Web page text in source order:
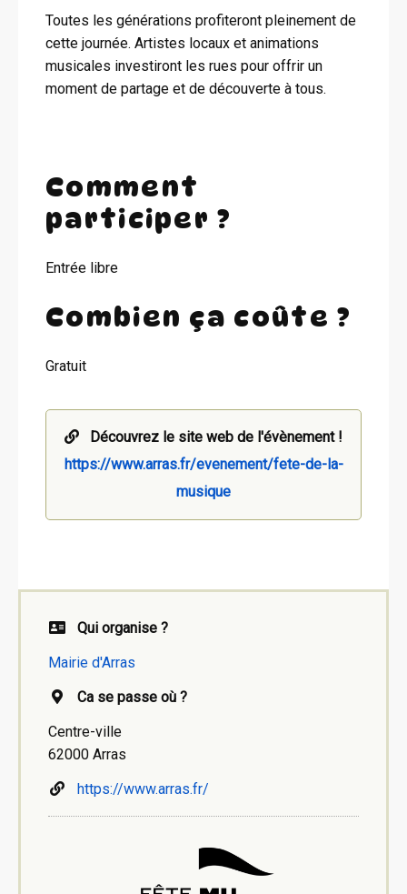
Toutes les générations profiteront pleinement de
cette journée. Artistes locaux et animations
musicales investiront les rues pour offrir un
moment de partage et de découverte à tous.
Comment
participer ?
Entrée libre
Combien ça coûte ?
Gratuit
Découvrez le site web de l'évènement !
https://www.arras.fr/evenement/fete-de-la-
musique
Qui organise ?
Mairie d'Arras
Ca se passe où ?
Centre-ville
62000 Arras
https://www.arras.fr/